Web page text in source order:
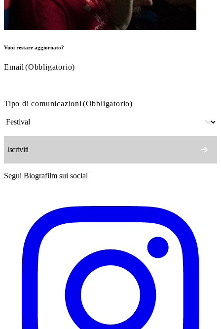
Vuoi restare aggiornato?
Email (Obbligatorio)
Tipo di comunicazioni (Obbligatorio)
Segui Biografilm sui social